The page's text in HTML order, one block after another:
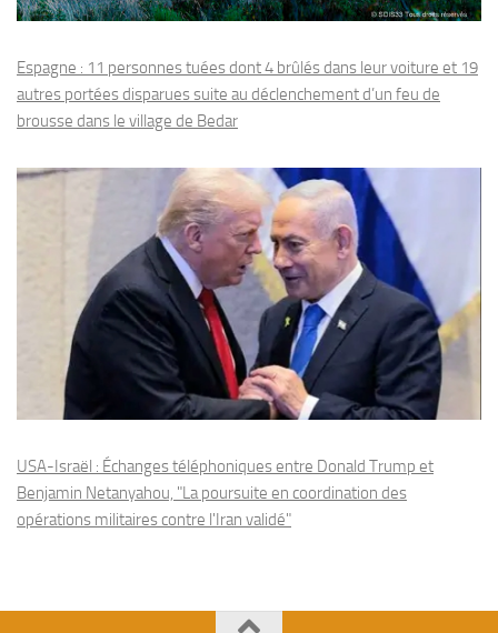
Espagne : 11 personnes tuées dont 4 brûlés dans leur voiture et 19
autres portées disparues suite au déclenchement d’un feu de
brousse dans le village de Bedar
USA-Israël : Échanges téléphoniques entre Donald Trump et
Benjamin Netanyahou, "La poursuite en coordination des
opérations militaires contre l'Iran validé"